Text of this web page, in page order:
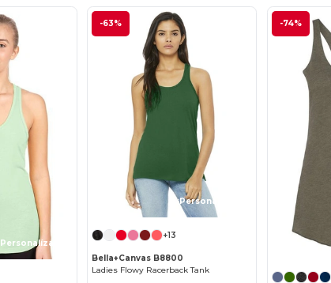
-63%
¡Personalízalo!
+13
Bella+Canvas B8800
Ladies Flowy Racerback Tank
-74%